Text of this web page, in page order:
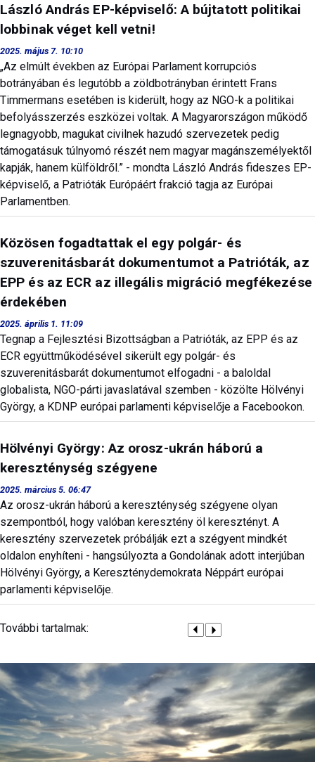
László András EP-képviselő: A bújtatott politikai
lobbinak véget kell vetni!
2025. május 7. 10:10
„Az elmúlt években az Európai Parlament korrupciós
botrányában és legutóbb a zöldbotrányban érintett Frans
Timmermans esetében is kiderült, hogy az NGO-k a politikai
befolyásszerzés eszközei voltak. A Magyarországon működő
legnagyobb, magukat civilnek hazudó szervezetek pedig
támogatásuk túlnyomó részét nem magyar magánszemélyektől
kapják, hanem külföldről.” - mondta László András fideszes EP-
képviselő, a Patrióták Európáért frakció tagja az Európai
Parlamentben.
Közösen fogadtattak el egy polgár- és
szuverenitásbarát dokumentumot a Patrióták, az
EPP és az ECR az illegális migráció megfékezése
érdekében
2025. április 1. 11:09
Tegnap a Fejlesztési Bizottságban a Patrióták, az EPP és az
ECR együttműködésével sikerült egy polgár- és
szuverenitásbarát dokumentumot elfogadni - a baloldal
globalista, NGO-párti javaslatával szemben - közölte Hölvényi
György, a KDNP európai parlamenti képviselője a Facebookon.
Hölvényi György: Az orosz-ukrán háború a
kereszténység szégyene
2025. március 5. 06:47
Az orosz-ukrán háború a kereszténység szégyene olyan
szempontból, hogy valóban keresztény öl keresztényt. A
keresztény szervezetek próbálják ezt a szégyent mindkét
oldalon enyhíteni - hangsúlyozta a Gondolának adott interjúban
Hölvényi György, a Kereszténydemokrata Néppárt európai
parlamenti képviselője.
További tartalmak: